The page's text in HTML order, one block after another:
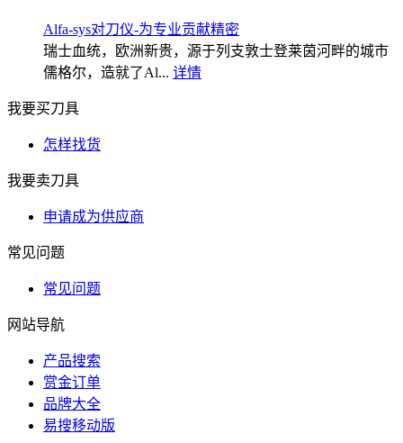
Alfa-sys对刀仪-为专业贡献精密
瑞士血统，欧洲新贵，源于列支敦士登莱茵河畔的城市
儒格尔，造就了Al... 详情
我要买刀具
怎样找货
我要卖刀具
申请成为供应商
常见问题
常见问题
网站导航
产品搜索
赏金订单
品牌大全
易搜移动版